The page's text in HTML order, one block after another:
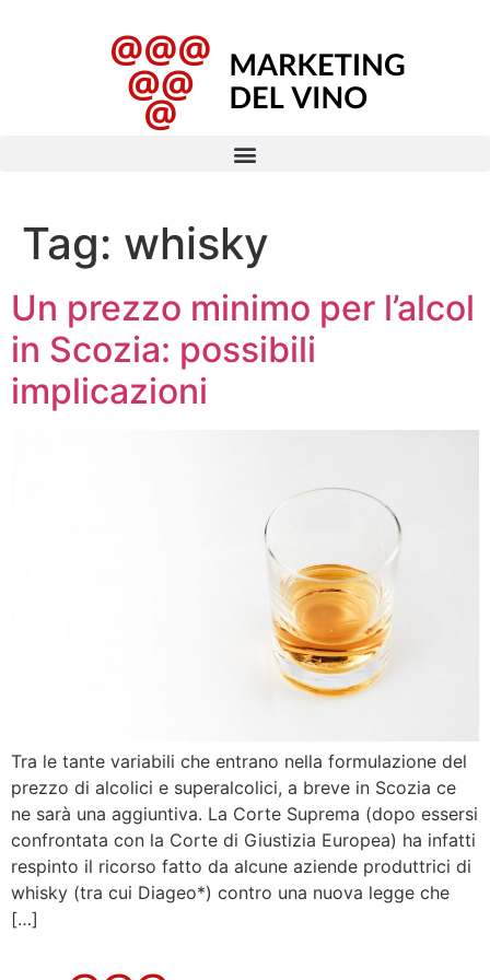
Tag: whisky
Un prezzo minimo per l’alcol
in Scozia: possibili
implicazioni
Tra le tante variabili che entrano nella formulazione del
prezzo di alcolici e superalcolici, a breve in Scozia ce
ne sarà una aggiuntiva. La Corte Suprema (dopo essersi
confrontata con la Corte di Giustizia Europea) ha infatti
respinto il ricorso fatto da alcune aziende produttrici di
whisky (tra cui Diageo*) contro una nuova legge che
[…]